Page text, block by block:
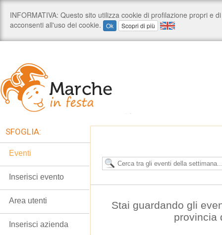
Stai guardando gli
provincia
SFOGLIA:
Eventi
Inserisci evento
Area utenti
Inserisci azienda